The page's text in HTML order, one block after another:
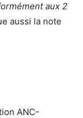
aux 2
aussi la note
ANC-